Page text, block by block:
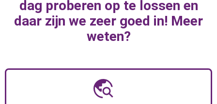
MEER INFORMATIE
dag proberen op te lossen en
daar zijn we zeer goed in! Meer
weten?